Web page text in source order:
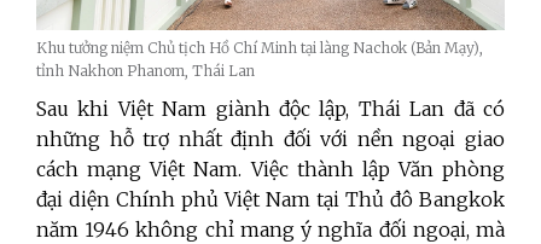
Khu tưởng niệm Chủ tịch Hồ Chí Minh tại làng Nachok (Bản Mạy),
tỉnh Nakhon Phanom, Thái Lan
Sau khi Việt Nam giành độc lập, Thái Lan đã có
những hỗ trợ nhất định đối với nền ngoại giao
cách mạng Việt Nam. Việc thành lập Văn phòng
đại diện Chính phủ Việt Nam tại Thủ đô Bangkok
năm 1946 không chỉ mang ý nghĩa đối ngoại, mà